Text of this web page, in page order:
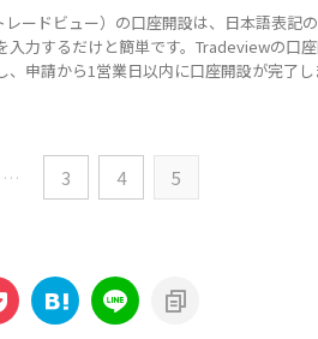
ードビュー）の口座開設は、日本語表記
入力するだけと簡単です。Tradeviewの口
、申請から1営業日以内に口座開設が完了し
… 3 4 5